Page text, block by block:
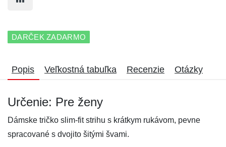
DARČEK ZADARMO
Popis Veľkostná tabuľka Recenzie Otázky
Určenie: Pre ženy
Dámske tričko slim-fit strihu s krátkym rukávom, pevne
spracované s dvojito šitými švami.